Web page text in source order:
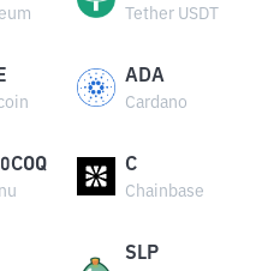
Tether USDT
ADA
Cardano
C
Chainbase
SLP